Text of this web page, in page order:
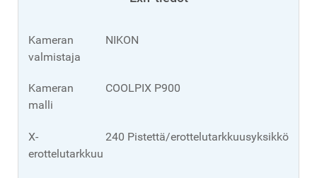
Kameran
valmistaja
NIKON
Kameran
malli
COOLPIX P900
X-
erottelutarkkuus
240 Pistettä/erottelutarkkuusyksikkö